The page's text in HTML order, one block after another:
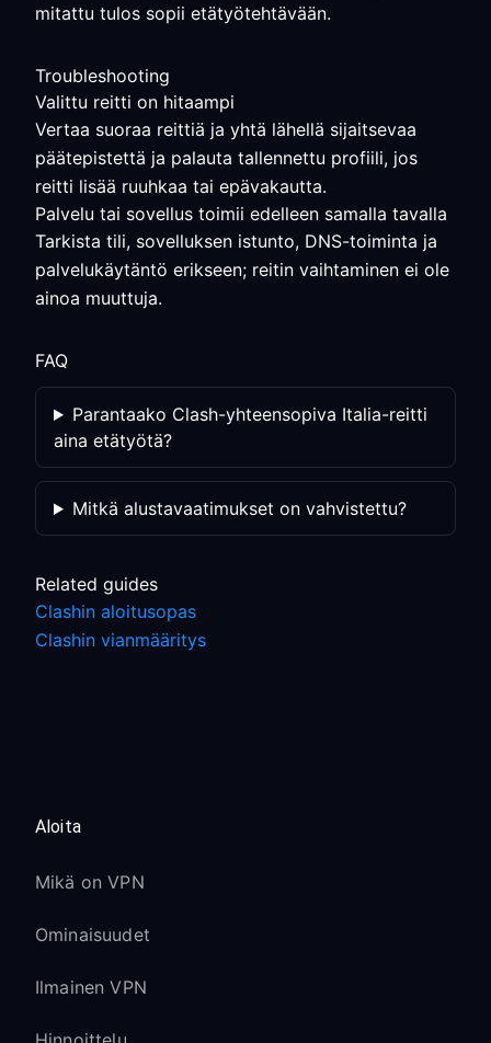
mitattu tulos sopii etätyötehtävään.
Troubleshooting
Valittu reitti on hitaampi
Vertaa suoraa reittiä ja yhtä lähellä sijaitsevaa
päätepistettä ja palauta tallennettu profiili, jos
reitti lisää ruuhkaa tai epävakautta.
Palvelu tai sovellus toimii edelleen samalla tavalla
Tarkista tili, sovelluksen istunto, DNS-toiminta ja
palvelukäytäntö erikseen; reitin vaihtaminen ei ole
ainoa muuttuja.
FAQ
Parantaako Clash-yhteensopiva Italia-reitti
aina etätyötä?
Mitkä alustavaatimukset on vahvistettu?
Related guides
Clashin aloitusopas
Clashin vianmääritys
Aloita
Mikä on VPN
Ominaisuudet
Ilmainen VPN